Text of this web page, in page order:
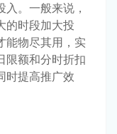
。一般来说，
的时段加大投
能物尽其用，实
限额和分时折扣
时提高推广效